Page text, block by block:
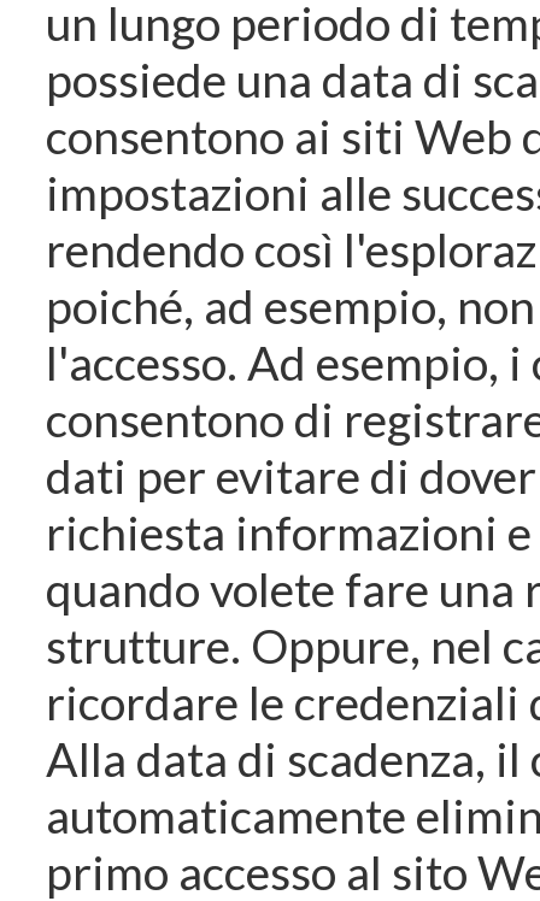
un lungo periodo di
possiede una data di
consentono ai siti
impostazioni alle
rendendo così
poiché, ad esempio,
l'accesso. Ad esempio,
consentono di
dati per evitare di
richiesta informazioni
quando volete fare una
strutture. Oppure, nel
ricordare le credenziali
Alla data di scadenza, il
automaticamente
primo accesso al sito